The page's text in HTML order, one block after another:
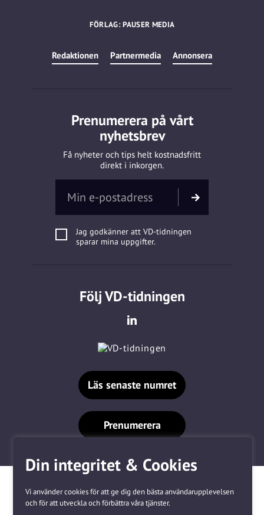
Din integritet & Cookies
Vi använder cookies för att ge dig den bästa användarupplevelsen
och för att utveckla och förbättra våra tjänster.
FÖRLAG: PAUSER MEDIA
Redaktionen Partnermedia Annonsera
Prenumerera på vårt
nyhetsbrev
Få nyheter och tips helt kostnadsfritt
direkt i inkorgen.
Jag godkänner att VD-tidningen
sparar mina uppgifter.
Följ VD-tidningen
Läs senaste numret
Prenumerera